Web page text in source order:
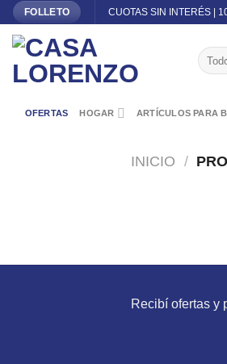
Skip
content
FOLLETO CUOTAS SIN INTERÉS |
OFERTAS HOGAR ARTÍCULOS PARA
INICIO /
Recibí ofertas y